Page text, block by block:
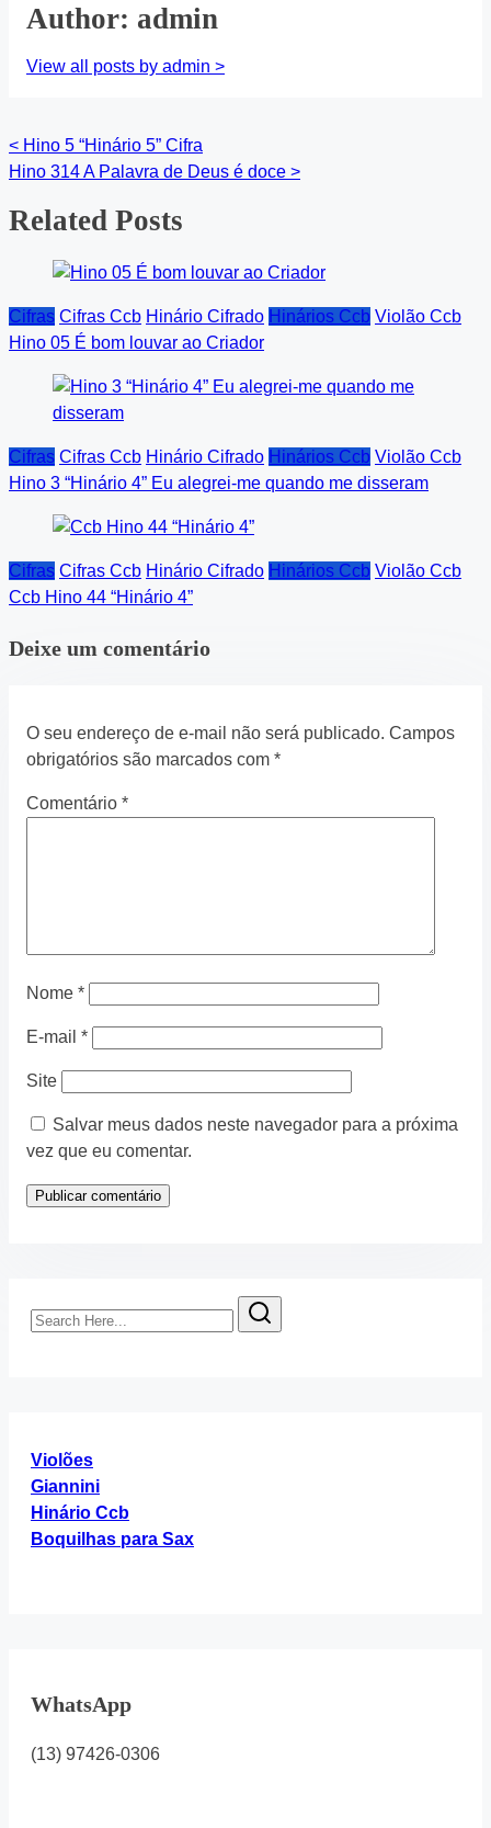
Author: admin
View all posts by admin >
Posts
< Hino 5 “Hinário 5” Cifra
Hino 314 A Palavra de Deus é doce >
Related Posts
Cifras Cifras Ccb Hinário Cifrado Hinários Ccb Violão Ccb
Hino 05 É bom louvar ao Criador
Cifras Cifras Ccb Hinário Cifrado Hinários Ccb Violão Ccb
Hino 3 “Hinário 4” Eu alegrei-me quando me disseram
Cifras Cifras Ccb Hinário Cifrado Hinários Ccb Violão Ccb
Ccb Hino 44 “Hinário 4”
Deixe um comentário
O seu endereço de e-mail não será publicado. Campos
obrigatórios são marcados com *
Comentário *
Nome *
E-mail *
Site
Salvar meus dados neste navegador para a próxima
vez que eu comentar.
Search
Here...
Violões
Giannini
Hinário Ccb
Boquilhas para Sax
WhatsApp
(13) 97426-0306